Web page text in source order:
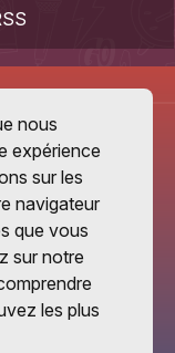
nous
expérience
sur les
navigateur
que vous
sur notre
les plus